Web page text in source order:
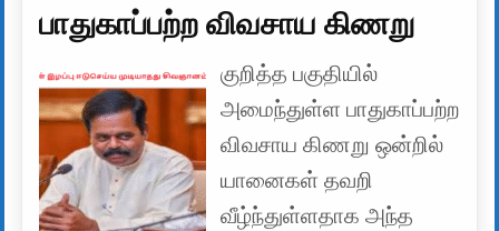
பாதுகாப்பற்ற விவசாய கிணறு
குறித்த பகுதியில்
அமைந்துள்ள பாதுகாப்பற்ற
விவசாய கிணறு ஒன்றில்
யானைகள் தவறி
வீழ்ந்துள்ளதாக அந்த